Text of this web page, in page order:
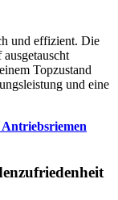
und effizient. Die
Topzustand
und eine